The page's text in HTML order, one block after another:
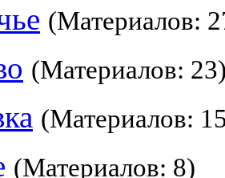
(Материалов:
(Материалов:
(Материалов:
(Материалов: 8)